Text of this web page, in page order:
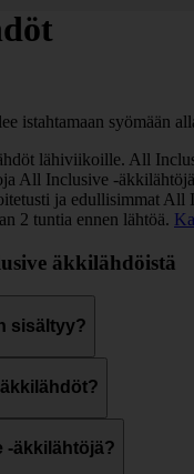
lähiviikoille. All
All Inclusive -
ja edullisimmat
2 tuntia ennen lähtöä.
äkkilähdöistä
sisältyy?
-äkkilähtöjä?